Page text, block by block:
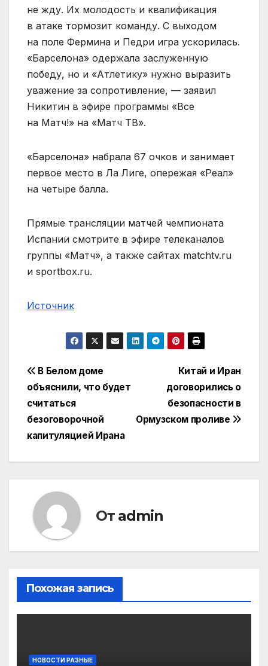
не жду. Их молодость и квалификация
в атаке тормозит команду. С выходом
на поле Фермина и Педри игра ускорилась.
«Барселона» одержала заслуженную
победу, но и «Атлетику» нужно выразить
уважение за сопротивление, — заявил
Никитин в эфире программы «Все
на Матч!» на «Матч ТВ».
«Барселона» набрала 67 очков и занимает
первое место в Ла Лиге, опережая «Реал»
на четыре балла.
Прямые трансляции матчей чемпионата
Испании смотрите в эфире телеканалов
группы «Матч», а также сайтах matchtv.ru
и sportbox.ru.
Источник
Навигация
по
записям
Китай и Иран
договорились о
безопасности в
Ормузском проливе
В Белом доме
объяснили, что будет
считаться
безоговорочной
капитуляцией Ирана
От admin
Похожая запись
НОВОСТИ РАЗНЫЕ